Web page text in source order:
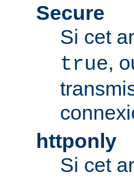
Secure
Si cet
true,
httponly
Si cet